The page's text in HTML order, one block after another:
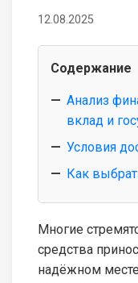
12.08.2025
Содержание
Анализ
вклад и
Условия
Как
Многие
средства
надёжном